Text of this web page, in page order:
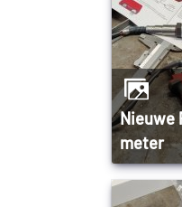
Nieuwe PLX air fuel
meter